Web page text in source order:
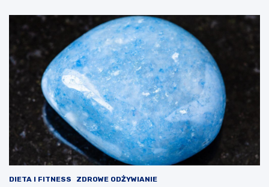
DIETA I FITNESS ZDROWE ODŻYWIANIE